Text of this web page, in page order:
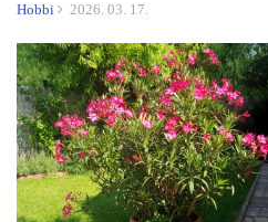
Hobbi 2026. 03. 17.